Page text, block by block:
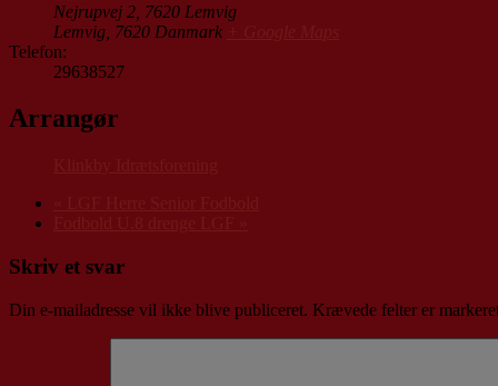
Nejrupvej 2, 7620 Lemvig
Lemvig 7620 Danmark
Telefon:
29638527
Arrangør
Skriv et svar
Din e-mailadresse vil ikke blive publiceret. Krævede felter er